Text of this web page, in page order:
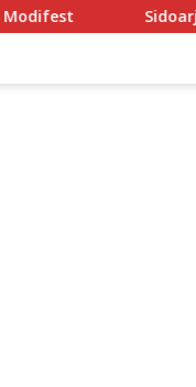
Sidoarjo Bersiap